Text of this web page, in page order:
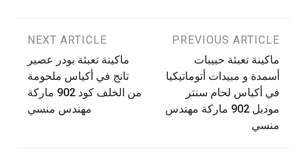
تصفّح
المقالات
PREVIOUS ARTICLE
ماكينة تعبئة حبيبات
أسمدة و مبيدات أتوماتيكيا
في أكياس لحام سنتر
موديل 902 ماركة مهندس
منسي
NEXT ARTICLE
ماكينة تعبئة بودر عصير
تانج في أكياس ملحومة
من الخلف كود 902 ماركة
مهندس منسي